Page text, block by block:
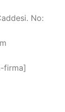
No:
firma]